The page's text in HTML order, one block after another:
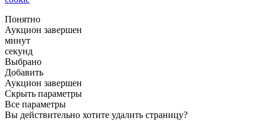
Понятно
Аукцион завершен
минут
секунд
Выбрано
Добавить
Аукцион завершен
Скрыть параметры
Все параметры
Вы действительно хотите удалить страницу?